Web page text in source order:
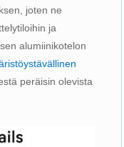
joten ne
ja
alumiinikotelon
peräisin olevista